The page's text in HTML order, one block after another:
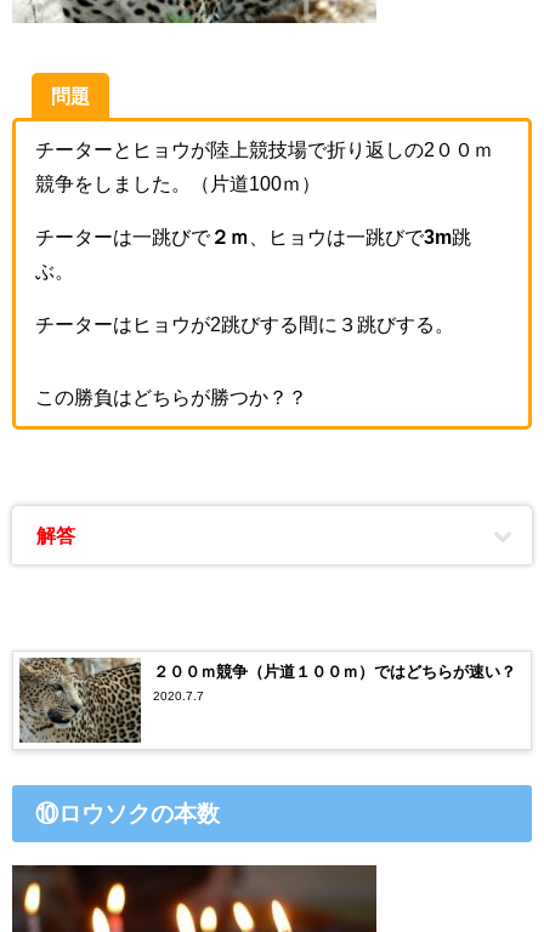
問題
チーターとヒョウが陸上競技場で折り返しの2００ｍ
競争をしました。（片道100ｍ）
チーターは一跳びで２ｍ 、ヒョウは一跳びで3m跳
ぶ。
チーターはヒョウが2跳びする間に３跳びする。
この勝負はどちらが勝つか？？
解答
２００ｍ競争（片道１００ｍ）ではどちらが速い？
2020.7.7
⑩ロウソクの本数